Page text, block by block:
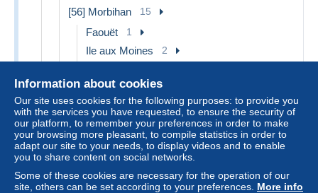
[56] Morbihan 15
Faouët 1
Ile aux Moines 2
Malestroit 2
Ploërmel 1
Pontivy 1
Other & unclassified 6
[57] Moselle 2
Metz 2
Information about cookies
Our site uses cookies for the following purposes: to provide you
with the services you have requested, to ensure the security of
our platform, to remember your preferences in order to make
your browsing more pleasant, to compile statistics in order to
adapt our site to your needs, to display videos and to enable
you to share content on social networks.
Some of these cookies are necessary for the operation of our
site, others can be set according to your preferences. More info